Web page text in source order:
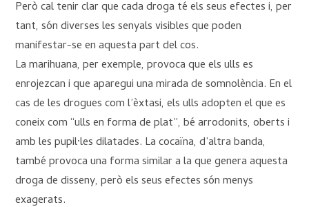
Però cal tenir clar que cada droga té els seus efectes i, per
tant, són diverses les senyals visibles que poden
manifestar-se en aquesta part del cos.
La marihuana, per exemple, provoca que els ulls es
enrojezcan i que aparegui una mirada de somnolència. En el
cas de les drogues com l’èxtasi, els ulls adopten el que es
coneix com “ulls en forma de plat”, bé arrodonits, oberts i
amb les pupil·les dilatades. La cocaïna, d’altra banda,
també provoca una forma similar a la que genera aquesta
droga de disseny, però els seus efectes són menys
exagerats.